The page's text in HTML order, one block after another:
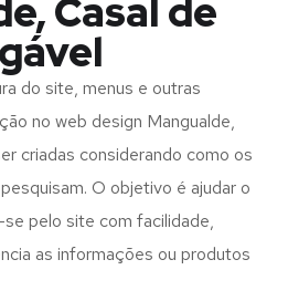
Casal de
do site, menus e outras
no web design Mangualde,
criadas considerando como os
O objetivo é ajudar o
pelo site com facilidade,
as informações ou produtos